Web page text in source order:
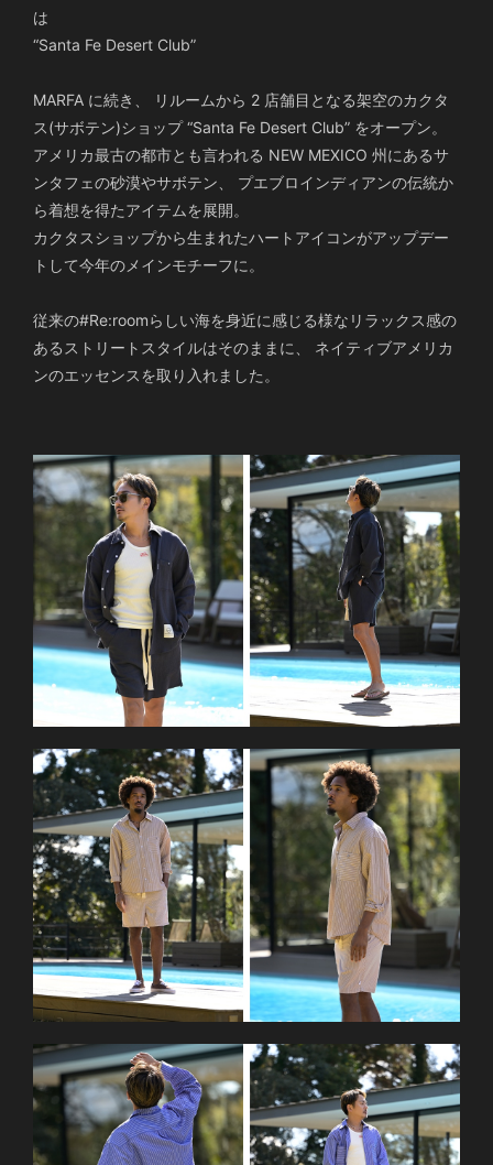
は
“Santa Fe Desert Club”
MARFA に続き、 リルームから 2 店舗目となる架空のカクタ
ス(サボテン)ショップ “Santa Fe Desert Club” をオープン。
アメリカ最古の都市とも言われる NEW MEXICO 州にあるサ
ンタフェの砂漠やサボテン、 プエブロインディアンの伝統か
ら着想を得たアイテムを展開。
カクタスショップから生まれたハートアイコンがアップデー
トして今年のメインモチーフに。
従来の#Re:roomらしい海を身近に感じる様なリラックス感の
あるストリートスタイルはそのままに、 ネイティブアメリカ
ンのエッセンスを取り入れました。